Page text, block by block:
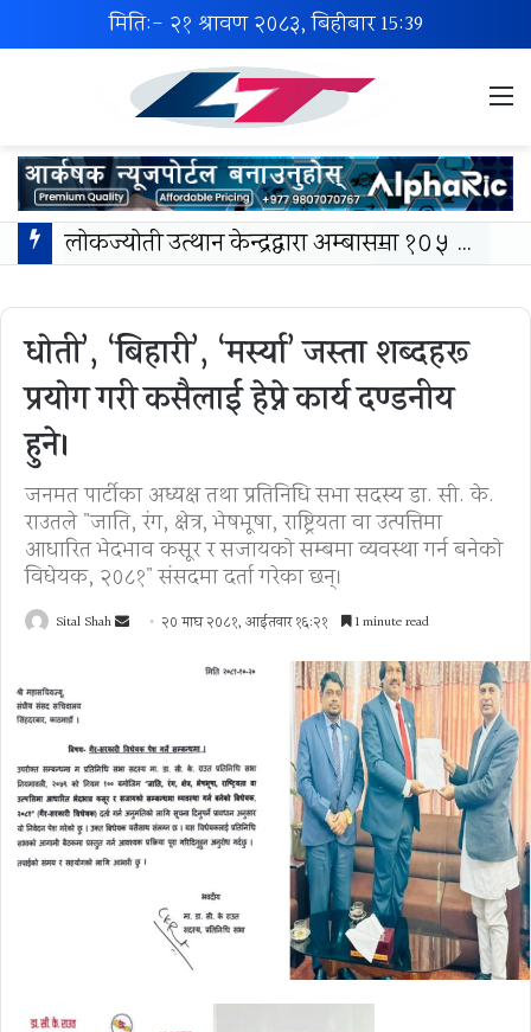
मिति:- २१ श्रावण २०८३, बिहीबार15:39
लोकज्योती उत्थान केन्द्रद्वारा अम्बासमा १०५ विपन्न विद्यार्थीलाई शैक्षिक तथा खेलकुद सामग्री वितरण
धोती’, ‘बिहारी’, ‘मर्स्या’ जस्ता शब्दहरू
प्रयोग गरी कसैलाई हेप्ने कार्य दण्डनीय
हुने।
जनमत पार्टीका अध्यक्ष तथा प्रतिनिधि सभा सदस्य डा. सी. के.
राउतले "जाति, रंग, क्षेत्र, भेषभूषा, राष्ट्रियता वा उत्पत्तिमा
आधारित भेदभाव कसूर र सजायको सम्बन्धमा व्यवस्था गर्न बनेको
विधेयक, २०८१" संसदमा दर्ता गरेका छन्।
Sital Shah
Send २० माघ २०८१, आईतवार १६:२१ 1 minute read